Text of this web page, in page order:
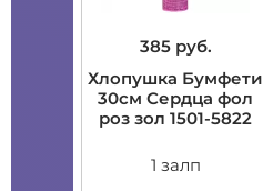
385 руб.
Хлопушка Бумфети
30см Сердца фол
роз зол 1501-5822
1 залп